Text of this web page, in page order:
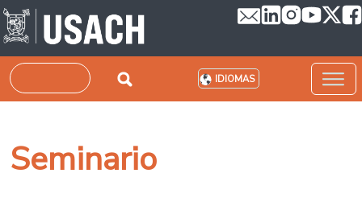
Pasar al contenido principal
Buscar IDIOMAS
Seminario